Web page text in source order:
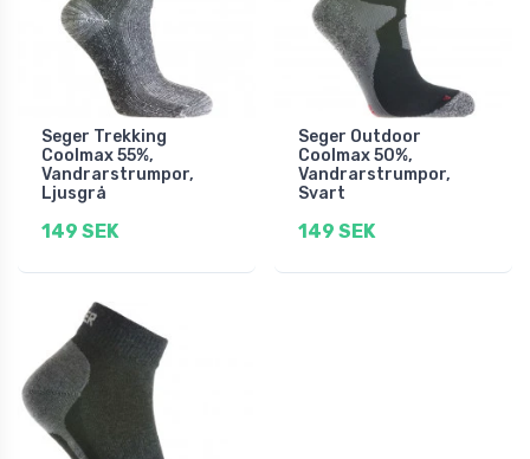
Seger Trekking
Coolmax 55%,
Vandrarstrumpor,
Ljusgrå
149 SEK
Seger Outdoor
Coolmax 50%,
Vandrarstrumpor,
Svart
149 SEK